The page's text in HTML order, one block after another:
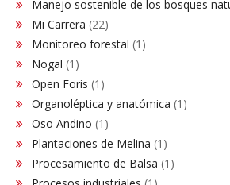
Manejo sostenible de los bosques
Mi Carrera (22)
Monitoreo forestal (1)
Nogal (1)
Open Foris (1)
Organoléptica y anatómica (1)
Oso Andino (1)
Plantaciones de Melina (1)
Procesamiento de Balsa (1)